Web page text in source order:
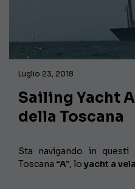
Luglio 23, 2018
Sailing Yacht
della Toscana
Sta navigando in
Toscana “A”, lo yacht a